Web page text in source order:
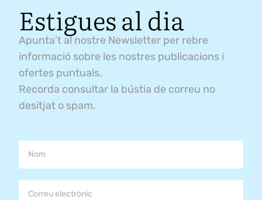
Estigues al dia
Apunta’t al nostre Newsletter per rebre
informació sobre les nostres publicacions i
ofertes puntuals.
Recorda consultar la bústia de correu no
desitjat o spam.